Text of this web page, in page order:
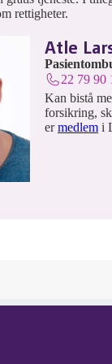
rettigheter.
Atle
22 79 90
Kan bistå
forsikring,
ermedlem i